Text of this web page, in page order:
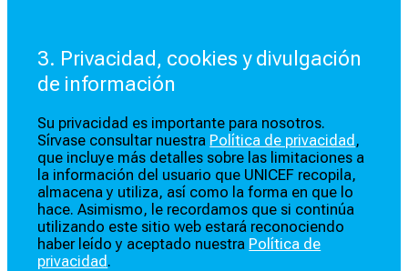
3. Privacidad, cookies y divulgación
de información
Su privacidad es importante para nosotros.
Sírvase consultar nuestra Política de privacidad ,
que incluye más detalles sobre las limitaciones a
la información del usuario que UNICEF recopila,
almacena y utiliza, así como la forma en que lo
hace. Asimismo, le recordamos que si continúa
utilizando este sitio web estará reconociendo
haber leído y aceptado nuestra Política de
privacidad .